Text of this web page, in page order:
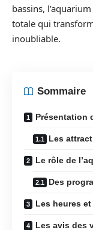
bassins,
totale qui
inoubliable.
Sommaire
Présentation
Les
Le rôle de
Des
Les heures et
Les avis des